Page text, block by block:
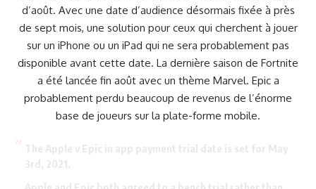
d’août. Avec une date d’audience désormais fixée à près
de sept mois, une solution pour ceux qui cherchent à jouer
sur un iPhone ou un iPad qui ne sera probablement pas
disponible avant cette date. La dernière saison de Fortnite
a été lancée fin août avec un thème Marvel. Epic a
probablement perdu beaucoup de revenus de l’énorme
base de joueurs sur la plate-forme mobile.